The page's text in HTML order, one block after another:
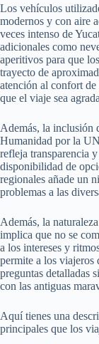
Los vehículos
modernos y con aire
veces intenso de
adicionales como
aperitivos para que
trayecto de
atención al confort de
que el viaje sea
Además, la inclusión
Humanidad por la
refleja transparencia
disponibilidad de
regionales añade un
problemas a las
Además, la
implica que no se
a los intereses y
permite a los viajeros
preguntas detalladas
con las antiguas
Aquí tienes una
principales que los